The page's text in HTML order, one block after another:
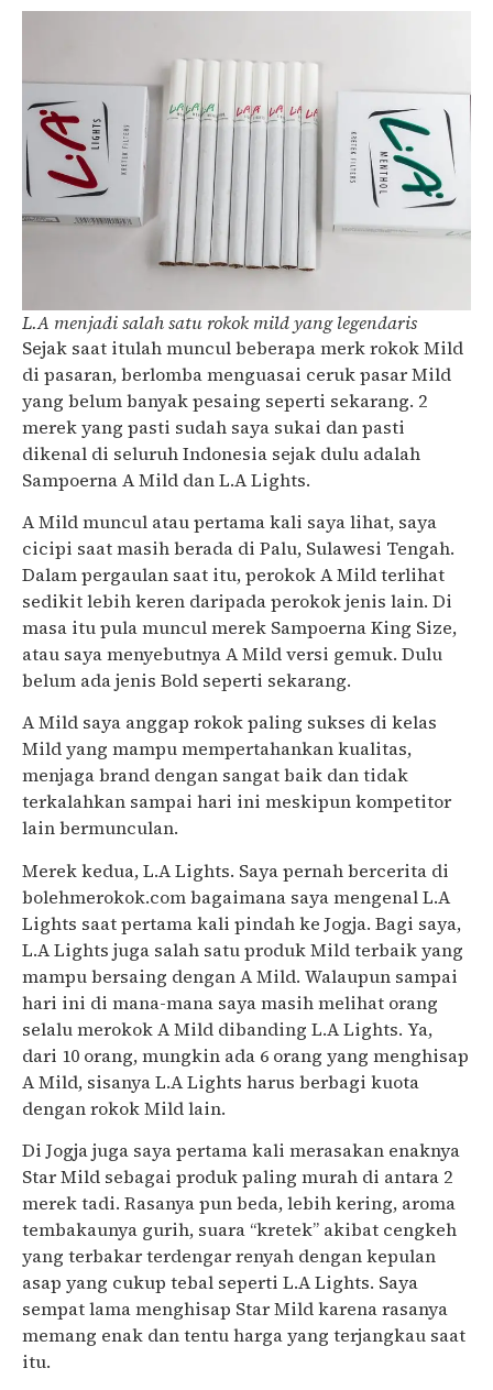
L.A menjadi salah satu rokok mild yang legendaris
Sejak saat itulah muncul beberapa merk rokok Mild
di pasaran, berlomba menguasai ceruk pasar Mild
yang belum banyak pesaing seperti sekarang. 2
merek yang pasti sudah saya sukai dan pasti
dikenal di seluruh Indonesia sejak dulu adalah
Sampoerna A Mild dan L.A Lights.
A Mild muncul atau pertama kali saya lihat, saya
cicipi saat masih berada di Palu, Sulawesi Tengah.
Dalam pergaulan saat itu, perokok A Mild terlihat
sedikit lebih keren daripada perokok jenis lain. Di
masa itu pula muncul merek Sampoerna King Size,
atau saya menyebutnya A Mild versi gemuk. Dulu
belum ada jenis Bold seperti sekarang.
A Mild saya anggap rokok paling sukses di kelas
Mild yang mampu mempertahankan kualitas,
menjaga brand dengan sangat baik dan tidak
terkalahkan sampai hari ini meskipun kompetitor
lain bermunculan.
Merek kedua, L.A Lights. Saya pernah bercerita di
bolehmerokok.com bagaimana saya mengenal L.A
Lights saat pertama kali pindah ke Jogja. Bagi saya,
L.A Lights juga salah satu produk Mild terbaik yang
mampu bersaing dengan A Mild. Walaupun sampai
hari ini di mana-mana saya masih melihat orang
selalu merokok A Mild dibanding L.A Lights. Ya,
dari 10 orang, mungkin ada 6 orang yang menghisap
A Mild, sisanya L.A Lights harus berbagi kuota
dengan rokok Mild lain.
Di Jogja juga saya pertama kali merasakan enaknya
Star Mild sebagai produk paling murah di antara 2
merek tadi. Rasanya pun beda, lebih kering, aroma
tembakaunya gurih, suara “kretek” akibat cengkeh
yang terbakar terdengar renyah dengan kepulan
asap yang cukup tebal seperti L.A Lights. Saya
sempat lama menghisap Star Mild karena rasanya
memang enak dan tentu harga yang terjangkau saat
itu.